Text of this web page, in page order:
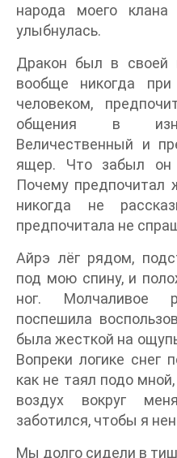
народа моего клана
улыбнулась.
Дракон был в своей
вообще никогда
человеком,
общения в
Величественный и
ящер. Что забыл
Почему предпочитал
никогда не
предпочитала не
Айрэ лёг рядом,
под мою спину, и
ног. Молчаливое
поспешила
была жесткой на
Вопреки логике снег
как не таял подо
воздух вокруг
заботился, чтобы я
Мы долго сидели в